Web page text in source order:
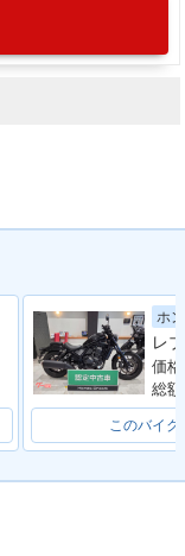
ホ
レ
価
総
このバイク